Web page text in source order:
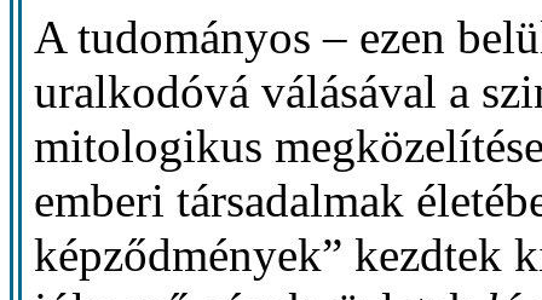
A tudományos – ezen
uralkodóvá válásával a
mitologikus
emberi társadalmak
képződmények” kezdtek